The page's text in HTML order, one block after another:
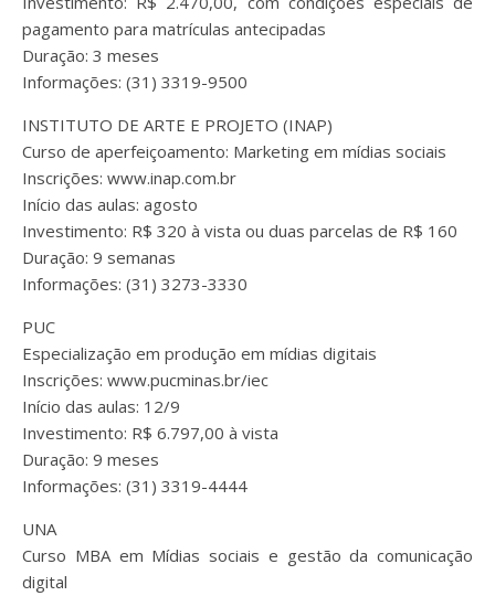
pagamento para matrículas antecipadas
Duração: 3 meses
Informações: (31) 3319-9500
INSTITUTO DE ARTE E PROJETO (INAP)
Curso de aperfeiçoamento: Marketing em mídias sociais
Inscrições: www.inap.com.br
Início das aulas: agosto
Investimento: R$ 320 à vista ou duas parcelas de R$ 160
Duração: 9 semanas
Informações: (31) 3273-3330
PUC
Especialização em produção em mídias digitais
Inscrições: www.pucminas.br/iec
Início das aulas: 12/9
Investimento: R$ 6.797,00 à vista
Duração: 9 meses
Informações: (31) 3319-4444
UNA
Curso MBA em Mídias sociais e gestão da comunicação
digital